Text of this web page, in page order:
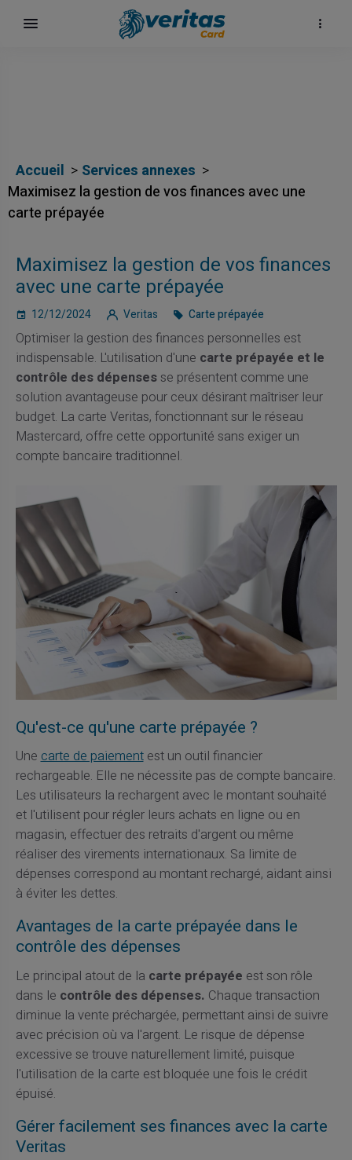
Accueil
Services annexes
Maximisez la gestion de vos finances avec une
carte prépayée
Maximisez la gestion de vos finances
avec une carte prépayée
12/12/2024 Veritas Carte prépayée
Optimiser la gestion des finances personnelles est
indispensable. L'utilisation d'une carte prépayée et le
contrôle des dépensesse présentent comme une
solution avantageuse pour ceux désirant maîtriser leur
budget. La carte Veritas, fonctionnant sur le réseau
Mastercard, offre cette opportunité sans exiger un
compte bancaire traditionnel.
Qu'est-ce qu'une carte prépayée ?
Unecarte de paiementest un outil financier
rechargeable. Elle ne nécessite pas de compte bancaire.
Les utilisateurs la rechargent avec le montant souhaité
et l'utilisent pour régler leurs achats en ligne ou en
magasin, effectuer des retraits d'argent ou même
réaliser des virements internationaux. Sa limite de
dépenses correspond au montant rechargé, aidant ainsi
à éviter les dettes.
Avantages de la carte prépayée dans le
contrôle des dépenses
Le principal atout de la carte prépayée est son rôle
dans le contrôle des dépenses. Chaque transaction
diminue la vente préchargée, permettant ainsi de suivre
avec précision où va l'argent. Le risque de dépense
excessive se trouve naturellement limité, puisque
l'utilisation de la carte est bloquée une fois le crédit
épuisé.
Gérer facilement ses finances avec la carte
Veritas